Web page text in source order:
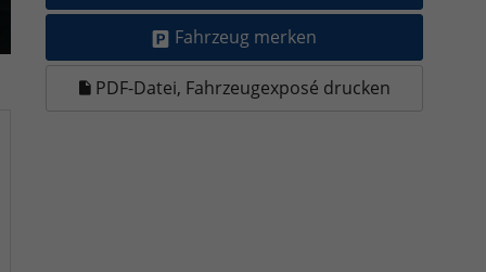
Fahrzeug merken
PDF-Datei, Fahrzeugexposé drucken